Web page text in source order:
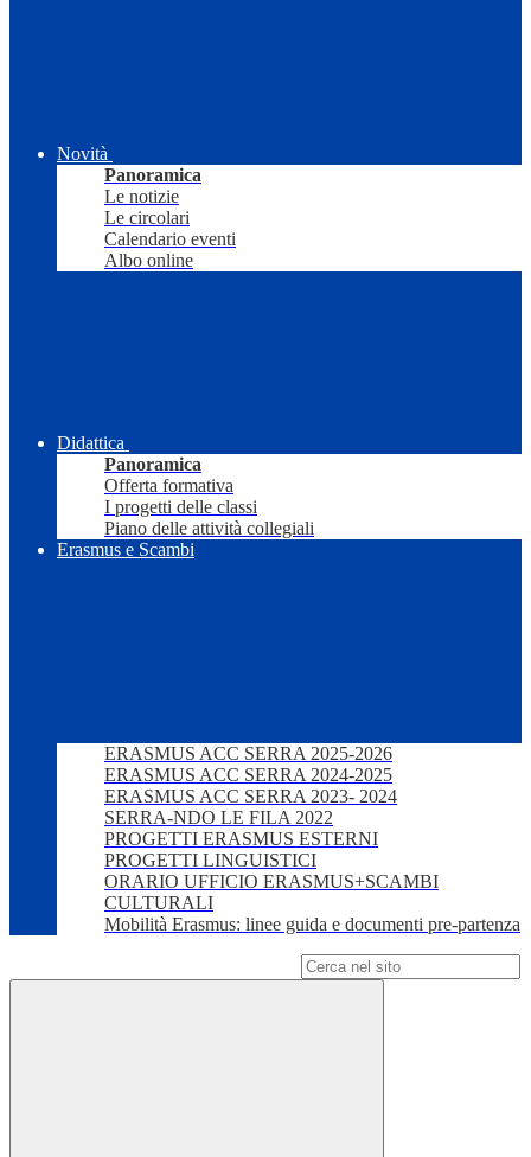
Novità
Panoramica
Le notizie
Le circolari
Calendario eventi
Albo online
Didattica
Panoramica
Offerta formativa
I progetti delle classi
Piano delle attività collegiali
Erasmus e Scambi
ERASMUS ACC SERRA 2025-2026
ERASMUS ACC SERRA 2024-2025
ERASMUS ACC SERRA 2023- 2024
SERRA-NDO LE FILA 2022
PROGETTI ERASMUS ESTERNI
PROGETTI LINGUISTICI
ORARIO UFFICIO ERASMUS+SCAMBI
CULTURALI
Mobilità Erasmus: linee guida e documenti pre-partenza